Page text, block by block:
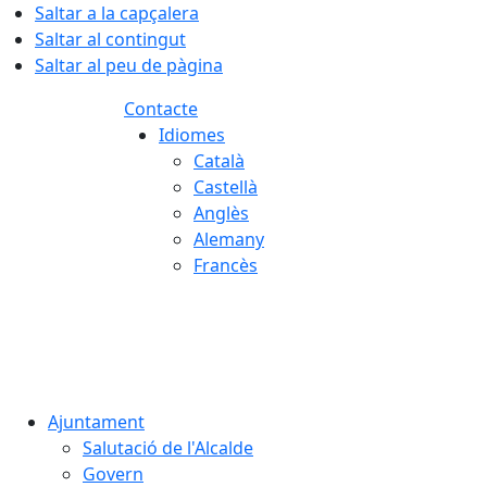
Saltar a la capçalera
Saltar al contingut
Saltar al peu de pàgina
Contacte
Idiomes
Català
Castellà
Anglès
Alemany
Francès
Ajuntament
Salutació de l'Alcalde
Govern